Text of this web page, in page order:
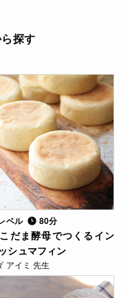
探す
ベル 80分
だま酵母でつくるイン
シュマフィン
アイミ 先生